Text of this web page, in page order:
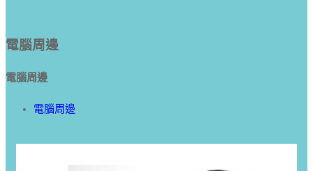
電腦周邊
電腦周邊
電腦周邊